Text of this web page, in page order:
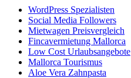
WordPress Spezialisten
Social Media Followers
Mietwagen Preisvergleich
Fincavermietung Mallorca
Low Cost Urlaubsangebote
Mallorca Tourismus
Aloe Vera Zahnpasta